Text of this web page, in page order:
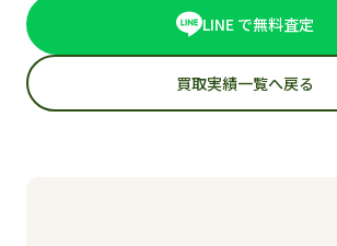
LINE で無料査定
買取実績一覧へ戻る